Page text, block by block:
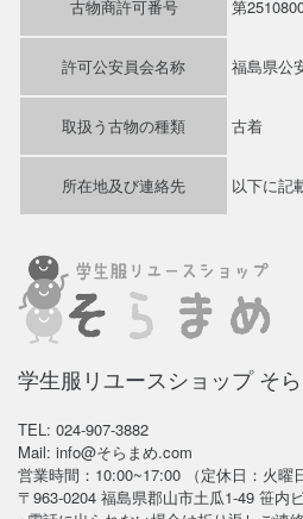
古物商許可番号 第
許可公安員会名称 福島県公
取扱う古物の種類 古着
所在地及び連絡先 以下に記
学生服リユースショップ そ
TEL: 024-907-3882
Mail: info@そらまめ.com
営業時間：10:00~17:00 （定休日：火曜
〒963-0204 福島県郡山市土瓜1-49 笹内